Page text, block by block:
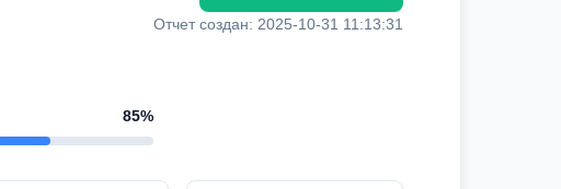
85%
Отчет создан: 2025-10-31 11:13:31